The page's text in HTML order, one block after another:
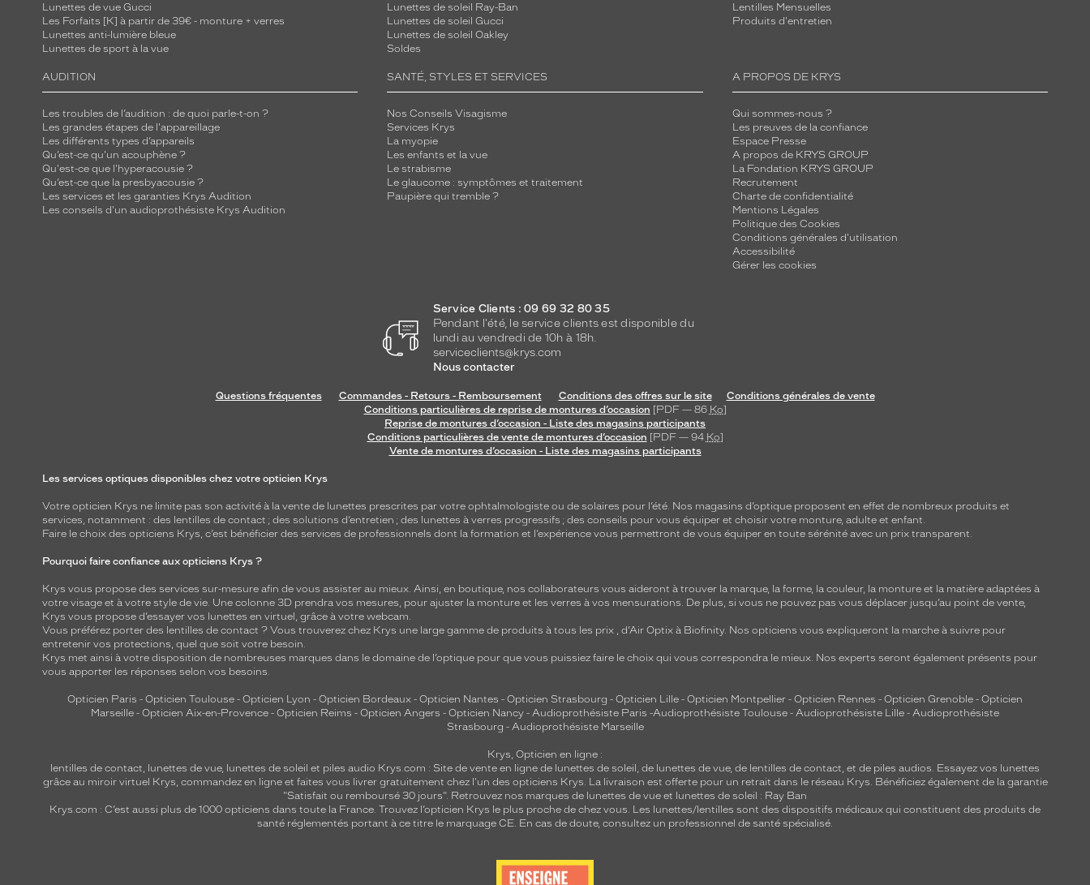
Lunettes de vue Gucci
Les Forfaits [K] à partir de 39€ - monture + verres
Lunettes anti-lumière bleue
Lunettes de sport à la vue
Lunettes de soleil Ray-Ban
Lunettes de soleil Gucci
Lunettes de soleil Oakley
Soldes
Lentilles Mensuelles
Produits d'entretien
AUDITION
Les troubles de l’audition : de quoi parle-t-on ?
Les grandes étapes de l'appareillage
Les différents types d’appareils
Qu’est-ce qu'un acouphène ?
Qu'est-ce que l'hyperacousie ?
Qu’est-ce que la presbyacousie ?
Les services et les garanties Krys Audition
Les conseils d'un audioprothésiste Krys Audition
SANTÉ, STYLES ET SERVICES
Nos Conseils Visagisme
Services Krys
La myopie
Les enfants et la vue
Le strabisme
Le glaucome : symptômes et traitement
Paupière qui tremble ?
A PROPOS DE KRYS
Qui sommes-nous ?
Les preuves de la confiance
Espace Presse
A propos de KRYS GROUP
La Fondation KRYS GROUP
Recrutement
Charte de confidentialité
Mentions Légales
Politique des Cookies
Conditions générales d'utilisation
Accessibilité
Gérer les cookies
Service Clients : 09 69 32 80 35
Pendant l'été, le service clients est disponible du
lundi au vendredi de 10h à 18h.
serviceclients@krys.com
Nous contacter
Questions fréquentes Commandes - Retours - Remboursement Conditions des offres sur le site
Conditions générales de vente
Conditions particulières de reprise de montures d’occasion [PDF — 86 Ko]
Reprise de montures d’occasion - Liste des magasins participants
Conditions particulières de vente de montures d’occasion [PDF — 94 Ko]
Vente de montures d’occasion - Liste des magasins participants
Les services optiques disponibles chez votre opticien Krys
Votre opticien Krys ne limite pas son activité à la vente de lunettes prescrites par votre ophtalmologiste ou de solaires pour l’été. Nos magasins d’optique proposent en effet de nombreux produits et
services, notamment : des lentilles de contact ; des solutions d’entretien ; des lunettes à verres progressifs ; des conseils pour vous équiper et choisir votre monture, adulte et enfant.
Faire le choix des opticiens Krys, c’est bénéficier des services de professionnels dont la formation et l’expérience vous permettront de vous équiper en toute sérénité avec un prix transparent.
Pourquoi faire confiance aux opticiens Krys ?
Krys vous propose des services sur-mesure afin de vous assister au mieux. Ainsi, en boutique, nos collaborateurs vous aideront à trouver la marque, la forme, la couleur, la monture et la matière adaptées à
votre visage et à votre style de vie. Une colonne 3D prendra vos mesures, pour ajuster la monture et les verres à vos mensurations. De plus, si vous ne pouvez pas vous déplacer jusqu’au point de vente,
Krys vous propose d’essayer vos lunettes en virtuel, grâce à votre webcam.
Vous préférez porter des lentilles de contact ? Vous trouverez chez Krys une large gamme de produits à tous les prix , d’Air Optix à Biofinity. Nos opticiens vous expliqueront la marche à suivre pour
entretenir vos protections, quel que soit votre besoin.
Krys met ainsi à votre disposition de nombreuses marques dans le domaine de l’optique pour que vous puissiez faire le choix qui vous correspondra le mieux. Nos experts seront également présents pour
vous apporter les réponses selon vos besoins.
Opticien Paris - Opticien Toulouse - Opticien Lyon - Opticien Bordeaux - Opticien Nantes - Opticien Strasbourg - Opticien Lille - Opticien Montpellier - Opticien Rennes - Opticien Grenoble - Opticien
Marseille - Opticien Aix-en-Provence - Opticien Reims - Opticien Angers - Opticien Nancy - Audioprothésiste Paris -Audioprothésiste Toulouse - Audioprothésiste Lille - Audioprothésiste
Strasbourg - Audioprothésiste Marseille
Krys, Opticien en ligne :
lentilles de contact, lunettes de vue, lunettes de soleil et piles audio Krys.com : Site de vente en ligne de lunettes de soleil, de lunettes de vue, de lentilles de contact, et de piles audios. Essayez vos lunettes
grâce au miroir virtuel Krys, commandez en ligne et faites vous livrer gratuitement chez l'un des opticiens Krys. La livraison est offerte pour un retrait dans le réseau Krys. Bénéficiez également de la garantie
"Satisfait ou remboursé 30 jours". Retrouvez nos marques de lunettes de vue et lunettes de soleil : Ray Ban
Krys.com : C’est aussi plus de 1000 opticiens dans toute la France. Trouvez l’opticien Krys le plus proche de chez vous. Les lunettes/lentilles sont des dispositifs médicaux qui constituent des produits de
santé réglementés portant à ce titre le marquage CE. En cas de doute, consultez un professionnel de santé spécialisé.